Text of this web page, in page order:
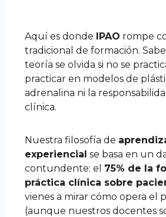
Aquí es donde IPAO rompe
tradicional de formación.
teoría se olvida si no se
practicar en modelos de
adrenalina ni la
clínica.
Nuestra filosofía de
experiencial se basa en un
contundente: el 75% de la
práctica clínica sobre
vienes a mirar cómo opera el
(aunque nuestros docentes